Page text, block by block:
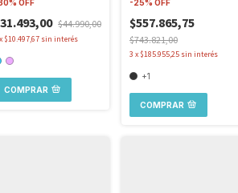
% OFF
$44.990,00
x $10.497,67 sin interés
COMPRAR
-25% OFF
$557.865,75
$743.821,00
3 x $185.955,25 sin interés
+1
COMPRAR